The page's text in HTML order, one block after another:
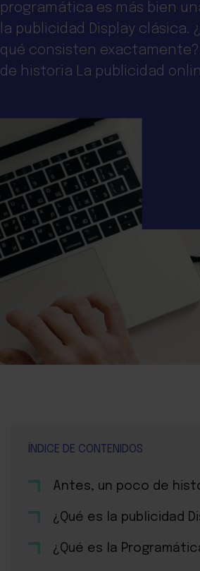
programática es más bien
la publicidad Display clásica.
qué consisten
de historia La publicidad
ÍNDICE DE CONTENIDOS
Antes, un poco de
¿Qué es la publicidad
¿Qué es la